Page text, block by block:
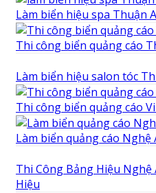
Làm biển hiệu spa Thuận
Thi công biển quảng cáo
Làm biển hiệu salon tóc
Thi công biển quảng cáo
Làm biển quảng cáo Nghệ
Thi Công Bảng Hiệu
Hiệu